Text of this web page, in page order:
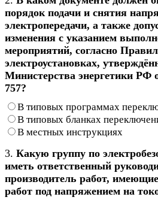
порядок подачи и снятия
электропередачи, а также
изменения с указанием
мероприятий, согласно
электроустановках,
Министерства энергетики РФ
757?
В типовых программах
В типовых бланках
В местных инструкциях
3. Какую группу по
иметь ответственный
производитель работ,
работ под напряжением на